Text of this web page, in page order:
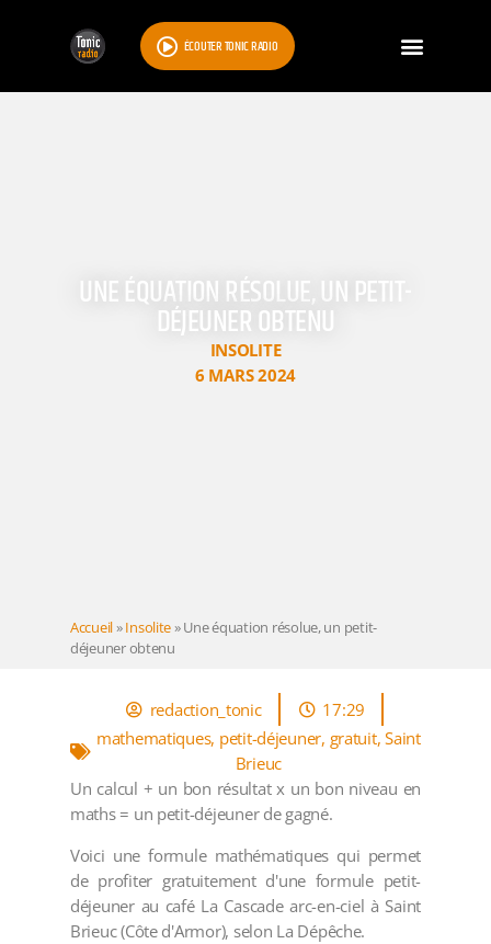
ÉCOUTER TONIC RADIO
UNE ÉQUATION RÉSOLUE, UN PETIT-
DÉJEUNER OBTENU
INSOLITE
6 MARS 2024
Accueil»Insolite»Une équation résolue, un petit-
déjeuner obtenu
redaction_tonic
17:29
mathematiques, petit-déjeuner, gratuit,Saint
Brieuc
Un calcul + un bon résultat x un bon niveau en
maths = un petit-déjeuner de gagné.
Voici une formule mathématiques qui permet
de profiter gratuitement d'une formule petit-
déjeuner au café La Cascade arc-en-ciel à Saint
Brieuc (Côte d'Armor), selon La Dépêche.